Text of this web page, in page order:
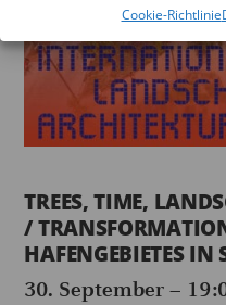
Cookie-Richtlinie
TREES, TIME,
/
HAFENGEBIETES IN
30. September –